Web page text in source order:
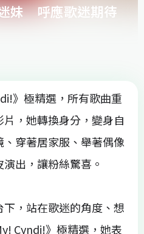
妹 呼應歌迷期待
》極精選，所有歌曲重
，她轉換身分，變身自
穿著居家服、舉著偶像
出，讓粉絲驚喜。
，站在歌迷的角度、想
Cyndi!》極精選，她表